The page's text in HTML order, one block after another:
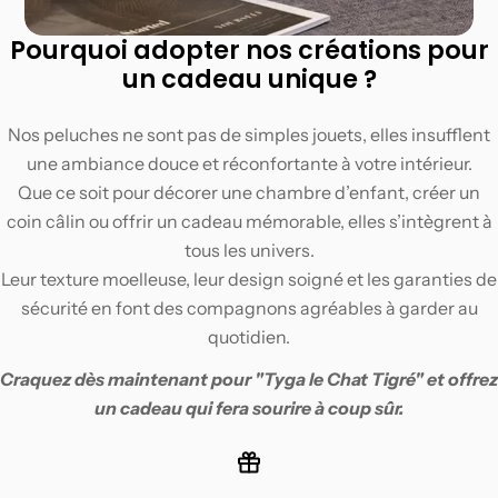
Pourquoi adopter nos créations pour
un cadeau unique ?
Nos peluches ne sont pas de simples jouets, elles insufflent
une ambiance douce et réconfortante à votre intérieur.
Que ce soit pour décorer une chambre d’enfant, créer un
coin câlin ou offrir un cadeau mémorable, elles s’intègrent à
tous les univers.
Leur texture moelleuse, leur design soigné et les garanties de
sécurité en font des compagnons agréables à garder au
quotidien.
Craquez dès maintenant pour "Tyga le Chat Tigré" et offrez
un cadeau qui fera sourire à coup sûr.